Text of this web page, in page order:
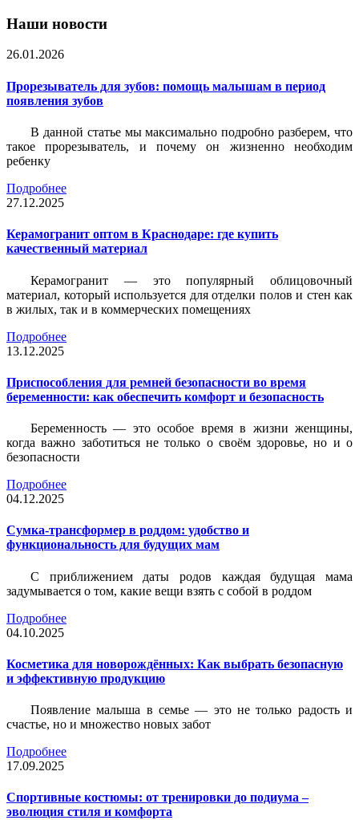
Наши новости
26.01.2026
Прорезыватель для зубов: помощь малышам в период
появления зубов
В данной статье мы максимально подробно разберем, что
такое прорезыватель, и почему он жизненно необходим
ребенку
Подробнее
27.12.2025
Керамогранит оптом в Краснодаре: где купить
качественный материал
Керамогранит — это популярный облицовочный
материал, который используется для отделки полов и стен как
в жилых, так и в коммерческих помещениях
Подробнее
13.12.2025
Приспособления для ремней безопасности во время
беременности: как обеспечить комфорт и безопасность
Беременность — это особое время в жизни женщины,
когда важно заботиться не только о своём здоровье, но и о
безопасности
Подробнее
04.12.2025
Сумка-трансформер в роддом: удобство и
функциональность для будущих мам
С приближением даты родов каждая будущая мама
задумывается о том, какие вещи взять с собой в роддом
Подробнее
04.10.2025
Косметика для новорождённых: Как выбрать безопасную
и эффективную продукцию
Появление малыша в семье — это не только радость и
счастье, но и множество новых забот
Подробнее
17.09.2025
Спортивные костюмы: от тренировки до подиума –
эволюция стиля и комфорта